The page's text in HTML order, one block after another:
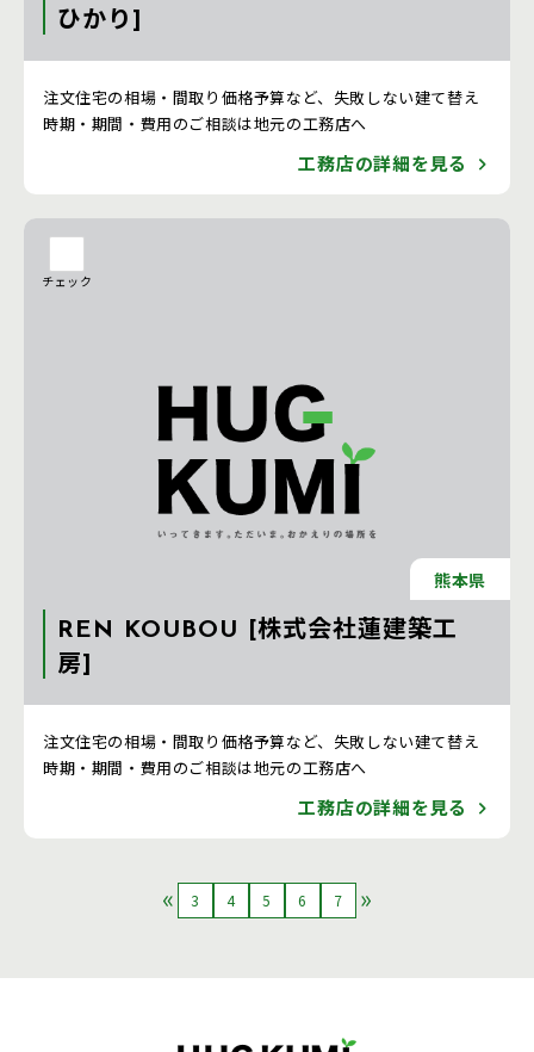
ひかり]
注文住宅の相場・間取り価格予算など、失敗しない建て替え
時期・期間・費用のご相談は地元の工務店へ
工務店の詳細を見る
チェック
熊本県
REN KOUBOU [株式会社蓮建築工
房]
注文住宅の相場・間取り価格予算など、失敗しない建て替え
時期・期間・費用のご相談は地元の工務店へ
工務店の詳細を見る
3 4 5 6 7